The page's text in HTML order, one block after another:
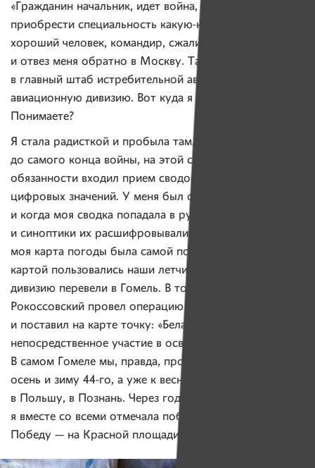
«Гражданин начальник, идет война, и я хочу
приобрести специальность какую-нибудь». Этот
хороший человек, командир, сжалился надо мной
и отвез меня обратно в Москву. Так я попала
в главный штаб истребительной авиации, в 320-ю
авиационную дивизию. Вот куда я залетела!
Понимаете?
Я стала радисткой и пробыла там, считайте,
до самого конца войны, на этой службе. В мои
обязанности входил прием сводок — закодированных
цифровых значений. У меня был очень хороший слух,
и когда моя сводка попадала в руки метеорологов
и синоптики их расшифровывали, то говорили, что
моя карта погоды была самой подробной. Этой
картой пользовались наши летчики. А в 1944-м нашу
дивизию перевели в Гомель. В тосамое время, когда
Рокоссовский провел операцию «Багратион», которая
и поставил на карте точку: «Беларусь». Так что я имею
непосредственное участие в освобождении Беларуси.
В самом Гомеле мы, правда, пробыли недолго: лето,
осень и зиму 44-го, а уже к весне нас перевели
в Польшу, в Познань. Через год, уже в Москве,
я вместе со всеми отмечала победу, великую
Победу — на Красной площади.